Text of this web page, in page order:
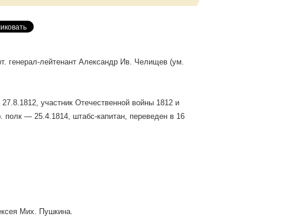
генерал-лейтенант Александр Ив. Челищев (ум.
участник Отечественной войны 1812 и
полк — 25.4.1814, штабс-капитан, переведен в 16
Мих. Пушкина.